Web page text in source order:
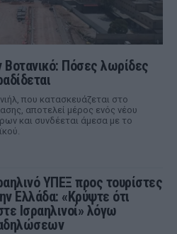
Πόσες λωρίδες
που κατασκευάζεται στο
αποτελεί μέρος ενός νέου
και συνδέεται άμεσα με το
ΥΠΕΞ προς τουρίστες
Ελλάδα: «Κρύψτε ότι
Ισραηλινοί» λόγω